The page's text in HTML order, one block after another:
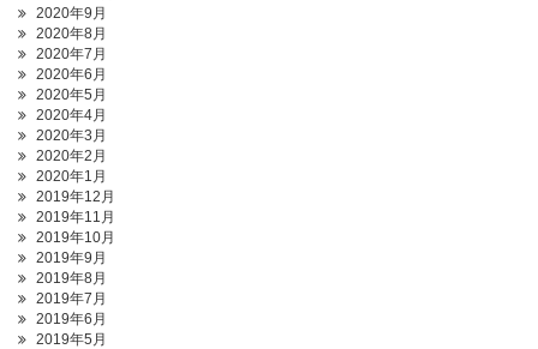
2020年9月
2020年8月
2020年7月
2020年6月
2020年5月
2020年4月
2020年3月
2020年2月
2020年1月
2019年12月
2019年11月
2019年10月
2019年9月
2019年8月
2019年7月
2019年6月
2019年5月